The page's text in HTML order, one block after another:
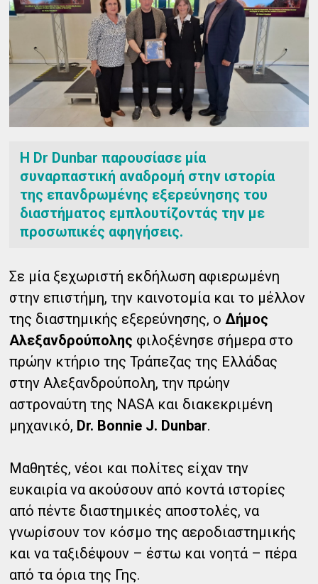
Η Dr Dunbar παρουσίασε μία
συναρπαστική αναδρομή στην ιστορία
της επανδρωμένης εξερεύνησης του
διαστήματος εμπλουτίζοντάς την με
προσωπικές αφηγήσεις.
Σε μία ξεχωριστή εκδήλωση αφιερωμένη
στην επιστήμη, την καινοτομία και το μέλλον
της διαστημικής εξερεύνησης, οΔήμος
Αλεξανδρούπολης φιλοξένησε σήμερα στο
πρώην κτήριο της Τράπεζας της Ελλάδας
στην Αλεξανδρούπολη, την πρώην
αστροναύτη της NASA και διακεκριμένη
μηχανικό, Dr. Bonnie J. Dunbar.
Μαθητές, νέοι και πολίτες είχαν την
ευκαιρία να ακούσουν από κοντά ιστορίες
από πέντε διαστημικές αποστολές, να
γνωρίσουν τον κόσμο της αεροδιαστημικής
και να ταξιδέψουν – έστω και νοητά – πέρα
από τα όρια της Γης.